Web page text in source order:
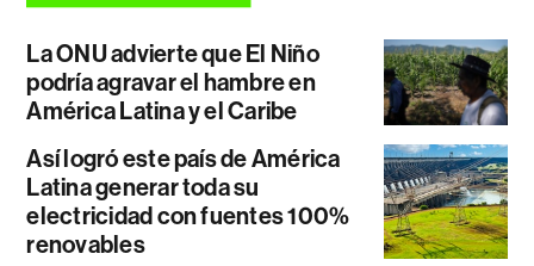
La ONU advierte que El Niño
podría agravar el hambre en
América Latina y el Caribe
Así logró este país de América
Latina generar toda su
electricidad con fuentes 100%
renovables